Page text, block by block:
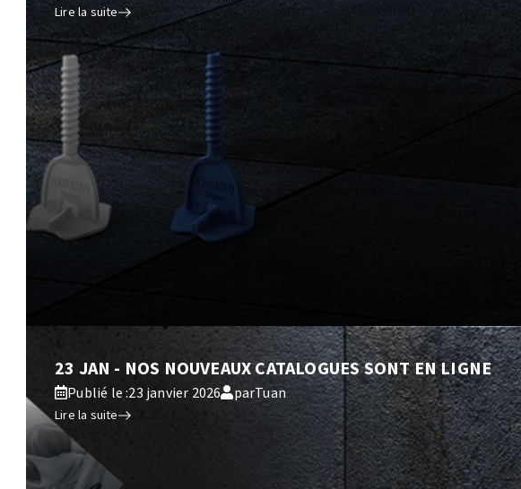
Lire la suite
23 JAN - NOS NOUVEAUX CATALOGUES SONT EN LIGNE
Publié le :23 janvier 2026 parTuan
Lire la suite